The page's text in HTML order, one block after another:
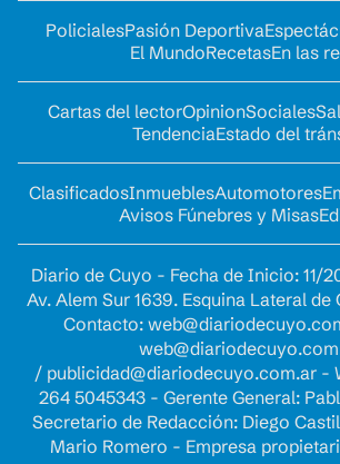
PolicialesPasión Deportiva
El MundoRecetasEn las
Cartas del lectorOpinionSociales
TendenciaEstado del
ClasificadosInmueblesAutomotores
Avisos Fúnebres y Misas
Diario de Cuyo - Fecha de Inicio: 11/
Av. Alem Sur 1639. Esquina Lateral
Contacto:
/ publicidad@diariodecuyo.com.ar-
264 5045343 - Gerente General:
Secretario de Redacción: Diego
Mario Romero - Empresa